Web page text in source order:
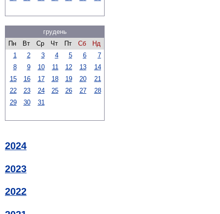
грудень
Пн
Вт Ср Чт Пт Сб
Нд
1
2 3 4 5 6
7
8
9 10 11 12 13
14
15
16 17 18 19 20
21
22
23 24 25 26 27
28
29
30 31
2024
2023
2022